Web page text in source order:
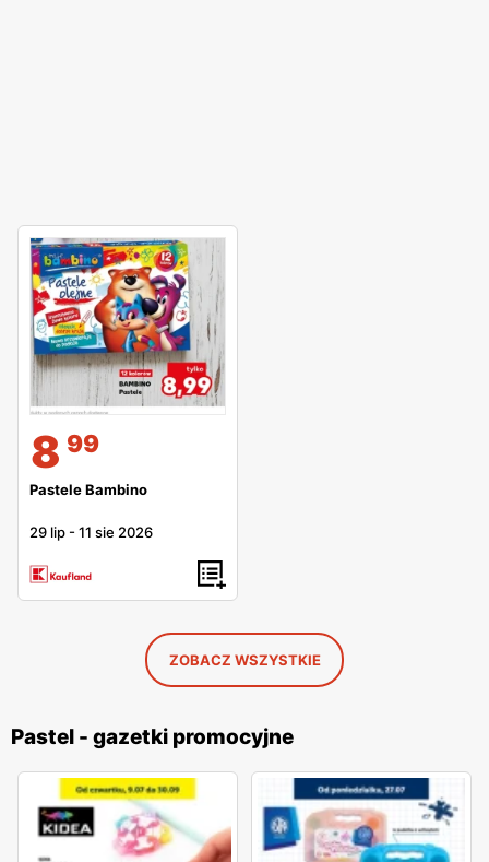
8 99
Pastele Bambino
29 lip -11 sie 2026
ZOBACZ WSZYSTKIE
Pastel - gazetki promocyjne